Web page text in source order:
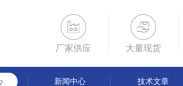
厂家供应 大量现货
新闻中心 技术文章